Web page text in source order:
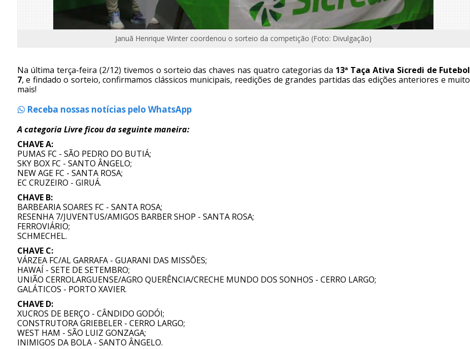
Januã Henrique Winter coordenou o sorteio da competição (Foto: Divulgação)
Na última terça-feira (2/12) tivemos o sorteio das chaves nas quatro categorias da 13ª Taça Ativa Sicredi de Futebol
7, e findado o sorteio, confirmamos clássicos municipais, reedições de grandes partidas das edições anteriores e muito
mais!
Receba nossas notícias pelo WhatsApp
A categoria Livre ficou da seguinte maneira:
CHAVE A:
PUMAS FC - SÃO PEDRO DO BUTIÁ;
SKY BOX FC - SANTO ÂNGELO;
NEW AGE FC - SANTA ROSA;
EC CRUZEIRO - GIRUÁ.
CHAVE B:
BARBEARIA SOARES FC - SANTA ROSA;
RESENHA 7/JUVENTUS/AMIGOS BARBER SHOP - SANTA ROSA;
FERROVIÁRIO;
SCHMECHEL.
CHAVE C:
VÁRZEA FC/AL GARRAFA - GUARANI DAS MISSÕES;
HAWAÍ - SETE DE SETEMBRO;
UNIÃO CERROLARGUENSE/AGRO QUERÊNCIA/CRECHE MUNDO DOS SONHOS - CERRO LARGO;
GALÁTICOS - PORTO XAVIER.
CHAVE D:
XUCROS DE BERÇO - CÂNDIDO GODÓI;
CONSTRUTORA GRIEBELER - CERRO LARGO;
WEST HAM - SÃO LUIZ GONZAGA;
INIMIGOS DA BOLA - SANTO ÂNGELO.